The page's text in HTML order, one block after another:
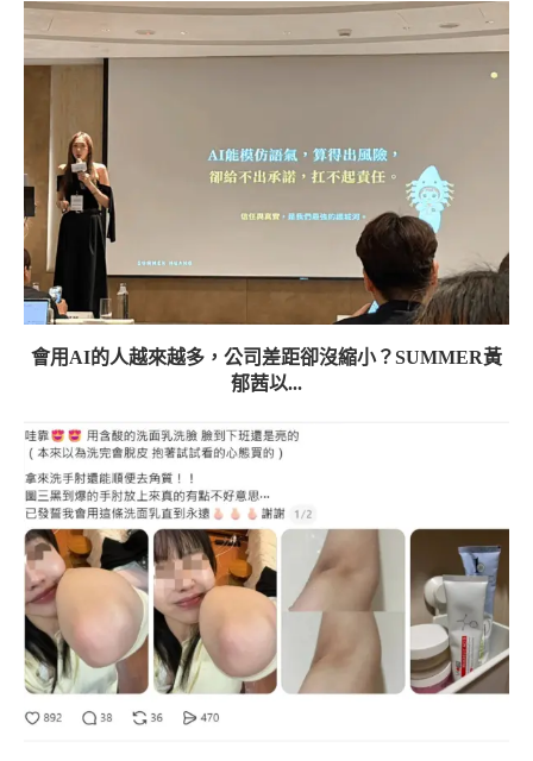
會用AI的人越來越多，公司差距卻沒縮小？SUMMER黃
郁茜以...